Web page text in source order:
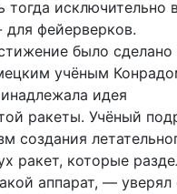
тогда исключительно
фейерверков.
было сделано
учёным
идея
ракеты. Учёный
создания
ракет, которые
аппарат, —